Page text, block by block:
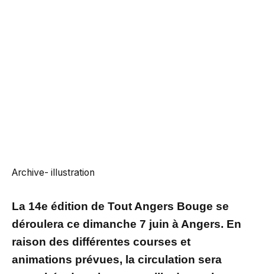
Archive- illustration
La 14e édition de Tout Angers Bouge se
déroulera ce dimanche 7 juin à Angers. En
raison des différentes courses et
animations prévues, la circulation sera